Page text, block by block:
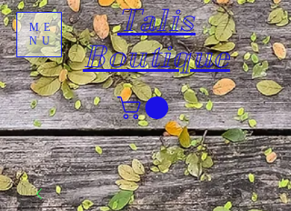
Talis
Boutique
ME
NU